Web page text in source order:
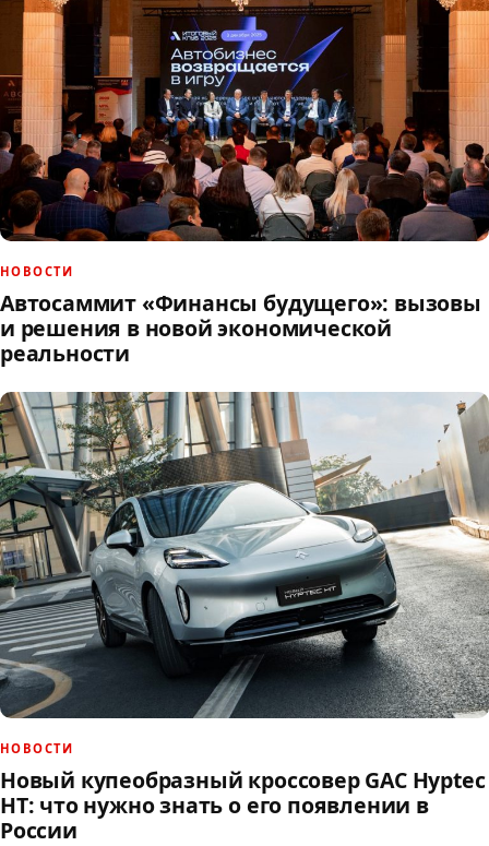
НОВОСТИ
Автосаммит «Финансы будущего»: вызовы
и решения в новой экономической
реальности
НОВОСТИ
Новый купеобразный кроссовер GAC Hyptec
HT: что нужно знать о его появлении в
России